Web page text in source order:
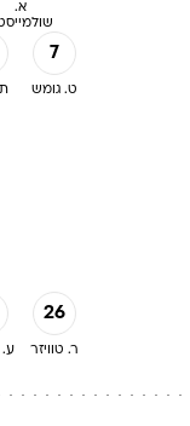
א.
7
ט. גומש
ע.
26
ר. טוויזר